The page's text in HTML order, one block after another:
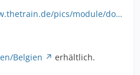
pics/module/do…
Belgien
erhältlich.